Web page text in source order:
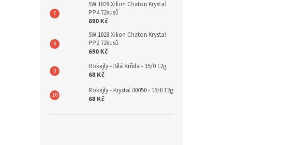
SW 1028 Xilion Chaton Krystal
PP4 72kusů
690 Kč
SW 1028 Xilion Chaton Krystal
PP2 72kusů
690 Kč
Rokajly - Bílá Krřída - 15/0 12g
68 Kč
Rokajly - Krystal 00050 - 15/0 12g
68 Kč